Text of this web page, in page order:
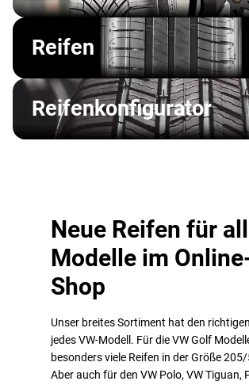
Reifen
Reifenkonfigurator
Neue Reifen für
Modelle im
Shop
Unser breites Sortiment hat den
jedes VW-Modell. Für die VW Golf
besonders viele Reifen in der Größe
Aber auch für den VW Polo, VW Tiguan,